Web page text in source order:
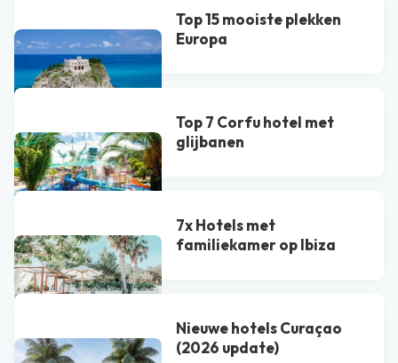
Top 15 mooiste plekken
Europa
Top 7 Corfu hotel met
glijbanen
7x Hotels met
familiekamer op Ibiza
Nieuwe hotels Curaçao
(2026 update)